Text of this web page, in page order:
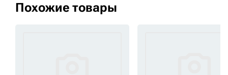
Похожие товары